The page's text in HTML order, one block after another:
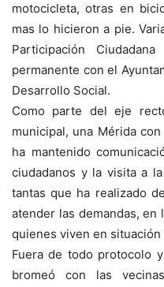
motocicleta, otras en
mas lo hicieron a pie.
Participación
permanente con el
Desarrollo Social.
Como parte del eje
municipal, una Mérida
ha mantenido
ciudadanos y la visita a
tantas que ha realizado
atender las demandas,
quienes viven en situación
Fuera de todo protocolo
bromeó con las